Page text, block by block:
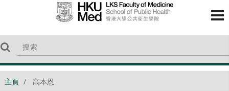
主頁 高本恩